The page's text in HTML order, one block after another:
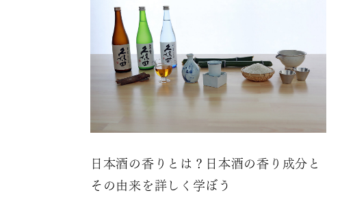
日本酒の香りとは？日本酒の香り成分と
その由来を詳しく学ぼう